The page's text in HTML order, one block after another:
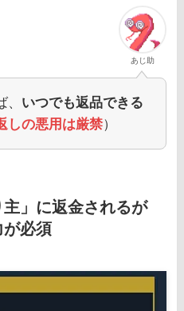
あじ助
いつでも返品できる
しの悪用は厳禁）
」に返金されるが
が必須